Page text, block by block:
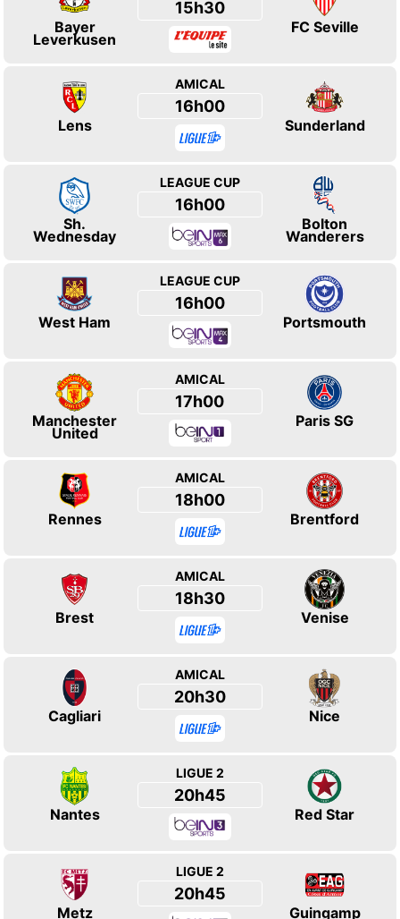
Bayer
Leverkusen
15h30
FC Seville
Lens
AMICAL
16h00
Sunderland
Sh.
Wednesday
LEAGUE CUP
16h00
Bolton
Wanderers
West Ham
LEAGUE CUP
16h00
Portsmouth
Manchester
United
AMICAL
17h00
Paris SG
Rennes
AMICAL
18h00
Brentford
Brest
AMICAL
18h30
Venise
Cagliari
AMICAL
20h30
Nice
Nantes
LIGUE 2
20h45
Red Star
Metz
LIGUE 2
20h45
Guingamp